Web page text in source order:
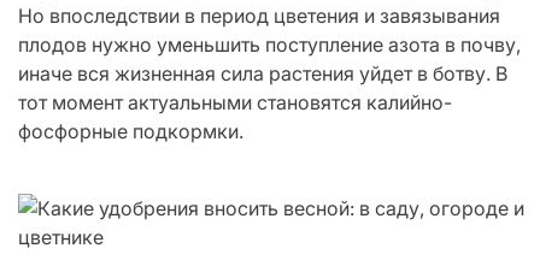
Но впоследствии в период цветения и завязывания
плодов нужно уменьшить поступление азота в почву,
иначе вся жизненная сила растения уйдет в ботву. В
тот момент актуальными становятся калийно-
фосфорные подкормки.